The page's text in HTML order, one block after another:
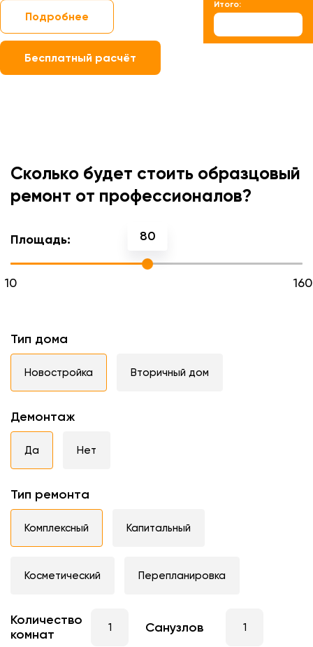
Подробнее
Бесплатный расчёт
Итого:
Сколько будет стоить образцовый
ремонт от профессионалов?
Площадь: 80
10 160
Тип дома
Новостройка Вторичный дом
Демонтаж
Да Нет
Тип ремонта
Комплексный Капитальный
Косметический Перепланировка
Количество
комнат
Санузлов